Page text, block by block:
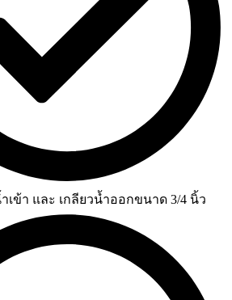
เข้า และ เกลียวน้ำออกขนาด 3/4 นิ้ว